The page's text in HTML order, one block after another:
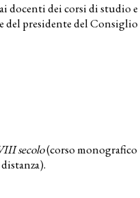
docenti dei corsi di studio e
del presidente del Consiglio
secolo(corso monografico